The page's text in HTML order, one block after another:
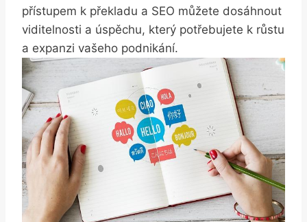
přístupem k překladu a SEO můžete dosáhnout
viditelnosti a úspěchu,​ který potřebujete k růstu‌
a expanzi vašeho⁣ podnikání.